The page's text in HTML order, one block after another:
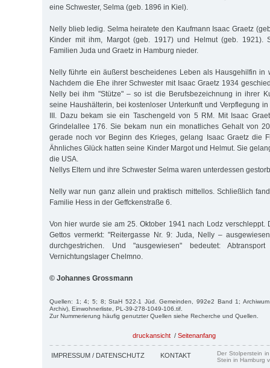
eine Schwester, Selma (geb. 1896 in Kiel).
Nelly blieb ledig. Selma heiratete den Kaufmann Isaac Graetz
Kinder mit ihm, Margot (geb. 1917) und Helmut (geb. 1921).
Familien Juda und Graetz in Hamburg nieder.
Nelly führte ein äußerst bescheidenes Leben als Hausgehilfin in
Nachdem die Ehe ihrer Schwester mit Isaac Graetz 1934
Nelly bei ihm "Stütze" – so ist die Berufsbezeichnung in ihrer
seine Haushälterin, bei kostenloser Unterkunft und Verpflegung
III. Dazu bekam sie ein Taschengeld von 5 RM. Mit Isaac
Grindelallee 176. Sie bekam nun ein monatliches Gehalt von
gerade noch vor Beginn des Krieges, gelang Isaac Graetz die
Ähnliches Glück hatten seine Kinder Margot und Helmut. Sie
die USA.
Nellys Eltern und ihre Schwester Selma waren unterdessen
Nelly war nun ganz allein und praktisch mittellos. Schließlich
Familie Hess in der Geffckenstraße 6.
Von hier wurde sie am 25. Oktober 1941 nach Lodz verschleppt.
Gettos vermerkt: "Reitergasse Nr. 9: Juda, Nelly –
durchgestrichen. Und "ausgewiesen" bedeutet:
Vernichtungslager Chelmno.
© Johannes Grossmann
Quellen: 1; 4; 5; 8; StaH 522-1 Jüd. Gemeinden, 992e2 Band 1;
Archiv), Einwohnerliste, PL-39-278-1049-106.tif.
Zur Nummerierung häufig genutzter Quellen siehe Recherche und Quellen.
druckansicht / Seitenanfang
IMPRESSUM / DATENSCHUTZ KONTAKT
Der Stolperstein
Stein in Hamburg